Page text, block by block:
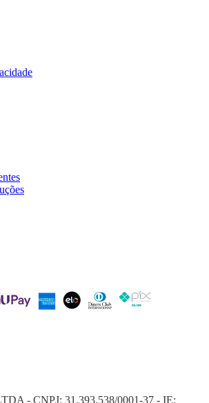
- CNPJ: 31.393.538/0001-37 - IE: